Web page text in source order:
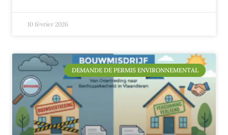
10 février 2026
DEMANDE DE PERMIS ENVIRONNEMENTAL